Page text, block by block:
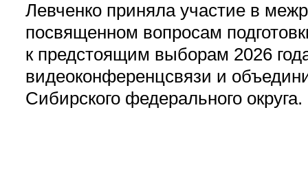
Левченко приняла участие в
посвященном вопросам
к предстоящим выборам 2026
видеоконференцсвязи и
Сибирского федерального округа.